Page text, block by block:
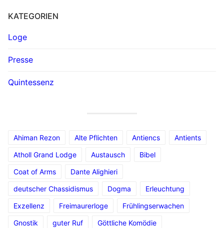
KATEGORIEN
Loge
Presse
Quintessenz
Ahiman Rezon Alte Pflichten Antiencs
Antients
Atholl Grand Lodge
Austausch
Bibel
Coat of Arms
Dante Alighieri
deutscher Chassidismus
Dogma
Erleuchtung
Exzellenz
Freimaurerloge
Frühlingserwachen
Gnostik
guter Ruf
Göttliche Komödie